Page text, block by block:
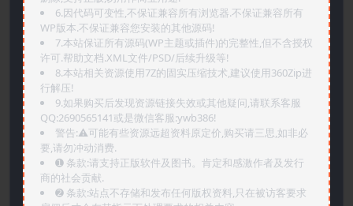
6.因代码可变性,不保证兼容所有浏览器.不保证兼容所有
WP版本.不保证兼容您安装的其他源码!
7.本站保证所有源码(WP主题或插件)的完整性,但不含授权
许可.帮助文档.XML文件/PSD/后续升级等!
8.本站相关资源使用7Z的固实压缩技术,建议使用360Zip进
行解压!
9.如果购买后发现资源链接失效或其他疑问,请联系客服
QQ:2690565141或是微信客服:ywb386!
警告:⚠️可能有些资源远超资料原定价,购买请三思,如非必
要,请勿冲动消费.
➊️ 条款:请支持正版软件及图书。肯定和感激作者及发行
商的社会贡献.
➋️ 条款:站点不存储和发布任何版权资料,只在被访客要求